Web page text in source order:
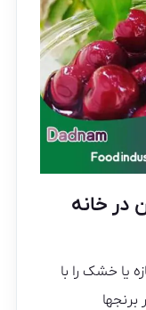
در خانه
یا خشک را با